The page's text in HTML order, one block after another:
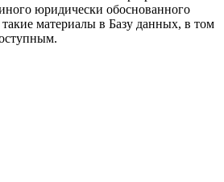
юридически обоснованного
материалы в Базу данных, в том